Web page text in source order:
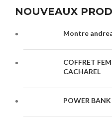
NOUVEAUX
Montre
COFFRET
CACHAREL
POWER